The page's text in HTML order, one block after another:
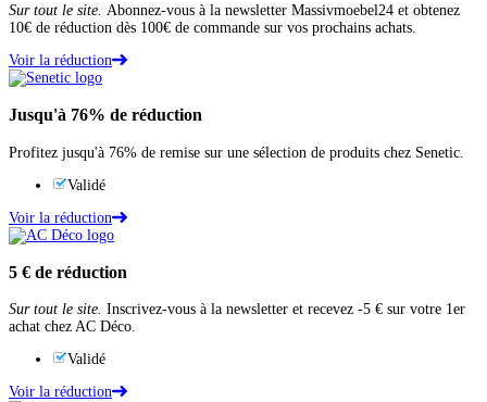
Sur tout le site. Abonnez-vous à la newsletter Massivmoebel24 et obtenez
10€ de réduction dès 100€ de commande sur vos prochains achats.
Voir la réduction
Jusqu'à 76% de réduction
Profitez jusqu'à 76% de remise sur une sélection de produits chez Senetic.
Validé
Voir la réduction
5 € de réduction
Sur tout le site. Inscrivez-vous à la newsletter et recevez -5 € sur votre 1er
achat chez AC Déco.
Validé
Voir la réduction